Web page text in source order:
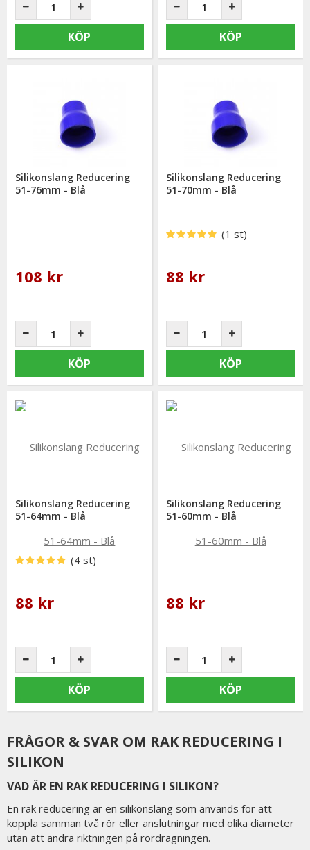
KÖP KÖP
Silikonslang Reducering
51-76mm - Blå
108 kr
KÖP
Silikonslang Reducering
51-70mm - Blå
(1 st)
88 kr
KÖP
Silikonslang Reducering
51-64mm - Blå
(4 st)
88 kr
KÖP
Silikonslang Reducering
51-60mm - Blå
88 kr
KÖP
FRÅGOR & SVAR OM RAK REDUCERING I
SILIKON
VAD ÄR EN RAK REDUCERING I SILIKON?
En rak reducering är en silikonslang som används för att
koppla samman två rör eller anslutningar med olika diameter
utan att ändra riktningen på rördragningen.